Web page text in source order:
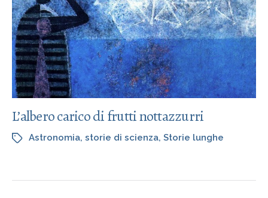
L’albero carico di frutti nottazzurri
Astronomia, storie di scienza, Storie lunghe